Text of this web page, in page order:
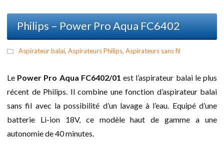
Philips – Power Pro Aqua FC6402
Aspirateur balai, Aspirateurs Philips, Aspirateurs sans fil
Le Power Pro Aqua FC6402/01 est l’aspirateur balai le plus
récent de Philips. Il combine une fonction d’aspirateur balai
sans fil avec la possibilité d’un lavage à l’eau. Equipé d’une
batterie Li-ion 18V, ce modèle haut de gamme a une
autonomie de 40 minutes.